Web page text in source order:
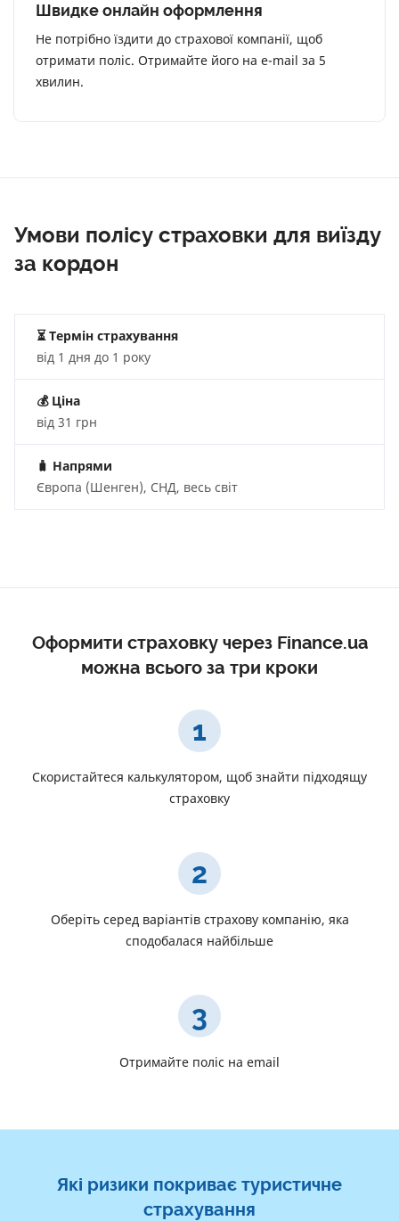
Швидке онлайн оформлення
Не потрібно їздити до страхової компанії, щоб
отримати поліс. Отримайте його на e-mail за 5
хвилин.
Умови полісу страховки для виїзду
за кордон
⏳ Термін страхування
від 1 дня до 1 року
💰 Ціна
від 31 грн
🧳 Напрями
Європа (Шенген), СНД, весь світ
Оформити страховку через Finance.ua
можна всього за три кроки
1
Скористайтеся калькулятором, щоб знайти підходящу
страховку
2
Оберіть серед варіантів страхову компанію, яка
сподобалася найбільше
3
Отримайте поліс на email
Які ризики покриває туристичне
страхування